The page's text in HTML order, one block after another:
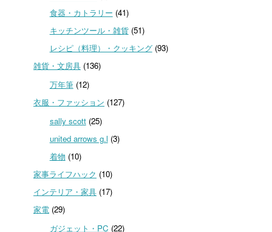
食器・カトラリー (41)
キッチンツール・雑貨(51)
レシピ（料理）・クッキング(93)
雑貨・文房具(136)
万年筆(12)
衣服・ファッション (127)
sally scott(25)
united arrows g.l (3)
着物 (10)
家事ライフハック (10)
インテリア・家具(17)
家電(29)
ガジェット・PC (22)